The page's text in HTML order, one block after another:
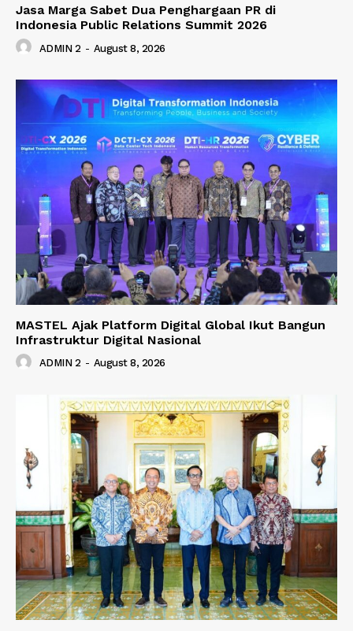
Jasa Marga Sabet Dua Penghargaan PR di
Indonesia Public Relations Summit 2026
ADMIN 2 - August 8, 2026
MASTEL Ajak Platform Digital Global Ikut Bangun
Infrastruktur Digital Nasional
ADMIN 2 - August 8, 2026